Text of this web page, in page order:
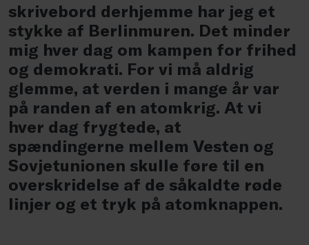
skrivebord derhjemme har jeg et
stykke af Berlinmuren. Det minder
mig hver dag om kampen for frihed
og demokrati. For vi må aldrig
glemme, at verden i mange år var
på randen af en atomkrig. At vi
hver dag frygtede, at
spændingerne mellem Vesten og
Sovjetunionen skulle føre til en
overskridelse af de såkaldte røde
linjer og et tryk på atomknappen.